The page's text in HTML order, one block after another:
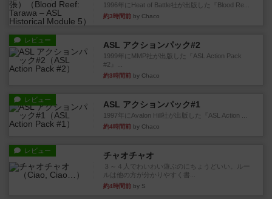
1996年にHeat of Battle社が出版した『Blood Re...
約3時間前 by Chaco
レビュー ASL アクションパック#2
1999年にMMP社が出版した『ASL Action Pack
#2』...
約3時間前 by Chaco
レビュー ASL アクションパック#1
1997年にAvalon Hill社が出版した『ASL Action ...
約4時間前 by Chaco
レビュー チャオチャオ
３～４人でわいわい遊ぶのにちょうどいい。ルー
ルは他の方が分かりやすく書...
約4時間前 by S